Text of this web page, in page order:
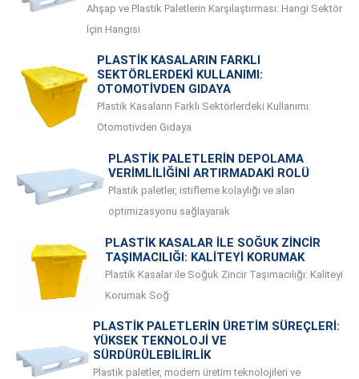
Ahşap ve Plastik Paletlerin Karşılaştırması: Hangi Sektör
İçin Hangisi
PLASTIK KASALARIN FARKLI
SEKTÖRLERDEKI KULLANIMI:
OTOMOTIVDEN GIDAYA
Plastik Kasaların Farklı Sektörlerdeki Kullanımı:
Otomotivden Gıdaya
PLASTIK PALETLERIN DEPOLAMA
VERIMLILIĞINI ARTIRMADAKI ROLÜ
Plastik paletler, istifleme kolaylığı ve alan
optimizasyonu sağlayarak
PLASTIK KASALAR ILE SOĞUK ZINCIR
TAŞIMACILIĞI: KALITEYI KORUMAK
Plastik Kasalar ile Soğuk Zincir Taşımacılığı: Kaliteyi
Korumak Soğ
PLASTIK PALETLERIN ÜRETIM SÜREÇLERI:
YÜKSEK TEKNOLOJI VE
SÜRDÜRÜLEBILIRLIK
Plastik paletler, modern üretim teknolojileri ve